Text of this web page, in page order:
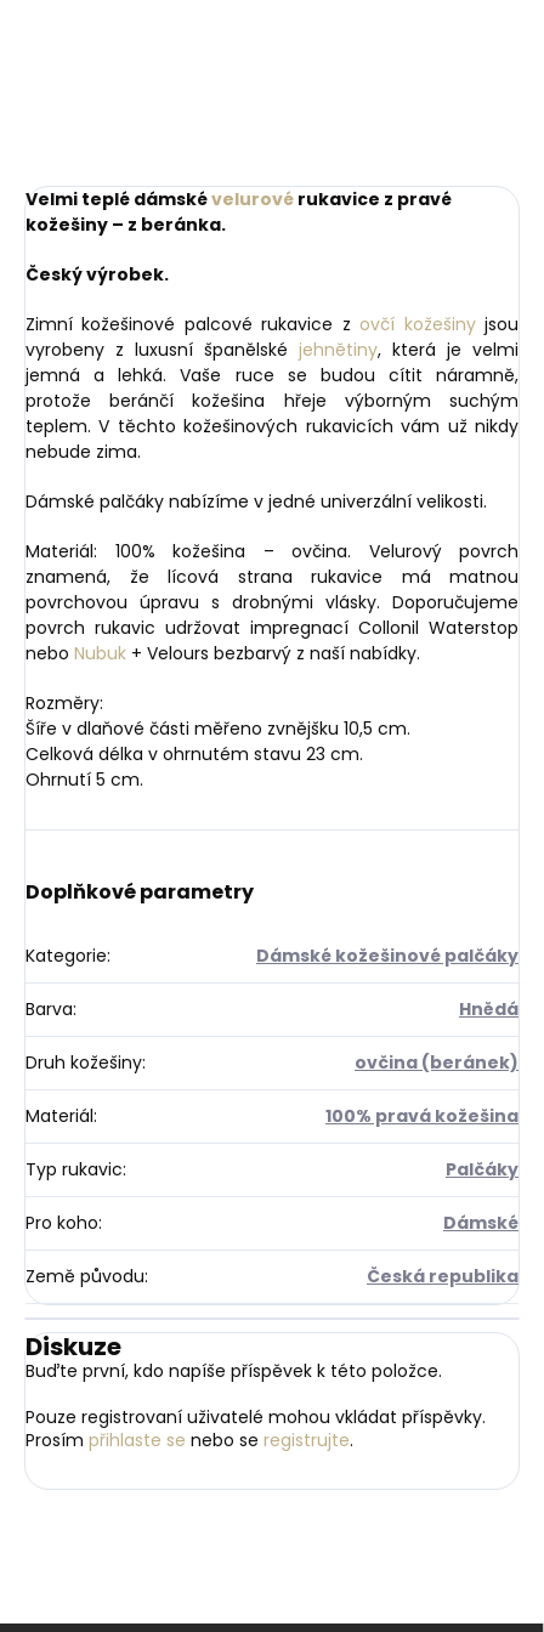
Velmi teplé dámskévelurové rukavice z pravé
kožešiny – z beránka.
Český výrobek.
Zimní kožešinové palcové rukavice z ovčí kožešinyjsou
vyrobeny z luxusní španělské jehnětiny, která je velmi
jemná a lehká. Vaše ruce se budou cítit náramně,
protože beránčí kožešina hřeje výborným suchým
teplem. V těchto kožešinových rukavicích vám už nikdy
nebude zima.
Dámské palčáky nabízíme v jedné univerzální velikosti.
Materiál: 100% kožešina – ovčina. Velurový povrch
znamená, že lícová strana rukavice má matnou
povrchovou úpravu s drobnými vlásky. Doporučujeme
povrch rukavic udržovat impregnací Collonil Waterstop
nebo Nubuk + Velours bezbarvý z naší nabídky.
Rozměry:
Šíře v dlaňové části měřeno zvnějšku 10,5 cm.
Celková délka v ohrnutém stavu 23 cm.
Ohrnutí 5 cm.
Doplňkové parametry
Kategorie: Dámské kožešinové palčáky
Barva: Hnědá
Druh kožešiny: ovčina (beránek)
Materiál: 100% pravá kožešina
Typ rukavic: Palčáky
Pro koho: Dámské
Země původu: Česká republika
Diskuze
Buďte první, kdo napíše příspěvek k této položce.
Pouze registrovaní uživatelé mohou vkládat příspěvky.
Prosím přihlaste se nebo se registrujte.